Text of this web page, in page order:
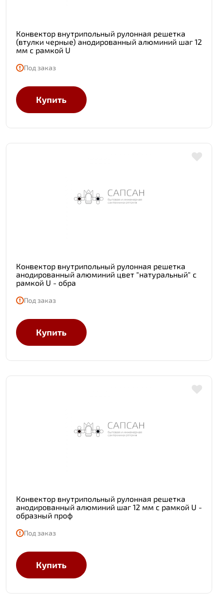
Конвектор внутрипольный рулонная решетка
(втулки черные) анодированный алюминий шаг 12
мм с рамкой U
Под заказ
Купить
Конвектор внутрипольный рулонная решетка
анодированный алюминий цвет "натуральный" с
рамкой U - обра
Под заказ
Купить
Конвектор внутрипольный рулонная решетка
анодированный алюминий шаг 12 мм с рамкой U -
образный проф
Под заказ
Купить